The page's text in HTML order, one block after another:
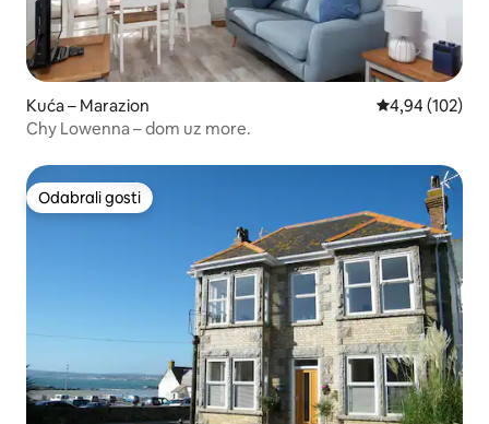
Kuća – Marazion Prosječna
4,94 (102)
Chy Lowenna – dom uz more.
Odabrali gosti
Odabrali gosti